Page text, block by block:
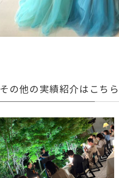
その他の実績紹介はこちら